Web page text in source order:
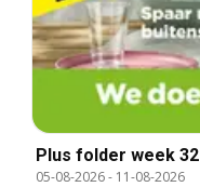
Plus folder week 32
05-08-2026- 11-08-2026